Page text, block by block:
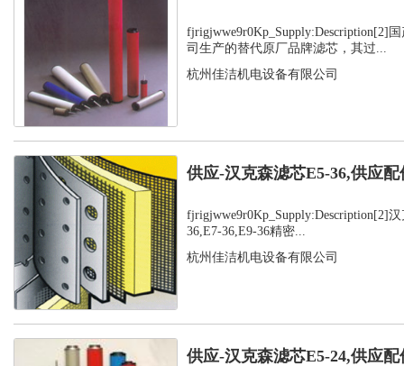
fjrigjwwe9r0Kp_Supply:Description[2]
司生产的替代原厂品牌滤芯，其过...
杭州佳洁机电设备有限公司
供应-汉克森滤芯E5-36,供应配
fjrigjwwe9r0Kp_Supply:Description[2]
36,E7-36,E9-36精密...
杭州佳洁机电设备有限公司
供应-汉克森滤芯E5-24,供应配